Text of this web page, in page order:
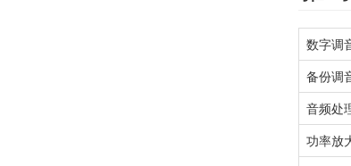
数字调
备份调
音频处
功率放